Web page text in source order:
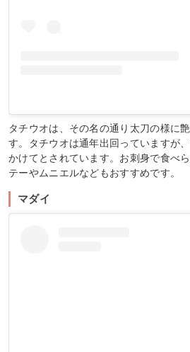
タチウオは、その名の通り太刀の様に
す。タチウオは通年出回っていますが
かけてとされています。お刺身で食べ
テーやムニエルなどもおすすめです。
マダイ